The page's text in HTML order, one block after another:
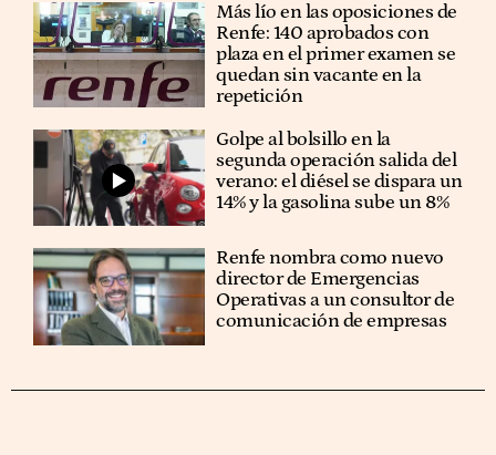
Más lío en las oposiciones de
Renfe: 140 aprobados con
plaza en el primer examen se
quedan sin vacante en la
repetición
Golpe al bolsillo en la
segunda operación salida del
verano: el diésel se dispara un
14% y la gasolina sube un 8%
Renfe nombra como nuevo
director de Emergencias
Operativas a un consultor de
comunicación de empresas